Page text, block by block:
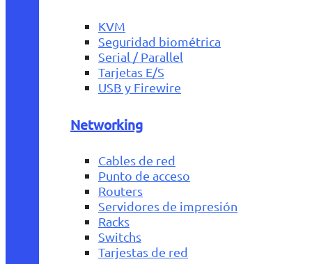
KVM
Seguridad biométrica
Serial / Parallel
Tarjetas E/S
USB y Firewire
Networking
Cables de red
Punto de acceso
Routers
Servidores de impresión
Racks
Switchs
Tarjestas de red